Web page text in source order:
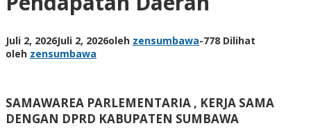
Juli 2, 2026Juli 2, 2026oleh zensumbawa-778 Dilihat
oleh zensumbawa
SAMAWAREA PARLEMENTARIA , KERJA SAMA
DENGAN DPRD KABUPATEN SUMBAWA